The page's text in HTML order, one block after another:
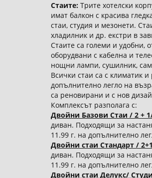
Стаите: Трите хотелски
имат балкон с красива
стаи, студия и мезонети.
хладилник и др. екстри в
Стаите са големи и удобни,
оборудвани с кабелна и
нощни лампи, сушилник,
Всички стаи са с климатик
допълнително легло на
са реновирани и с нов
Комплексът разполага с:
Двойни Базови Стаи / 2 +
диван. Подходящи за
11.99 г. на допълнително
Двойни стаи Стандарт /
диван. Подходящи за
11.99 г. на допълнително
Двойни стаи Делукс/